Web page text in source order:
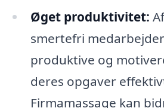
Øget produktivitet:
smertefri
produktive og
deres opgaver
Firmamassage kan